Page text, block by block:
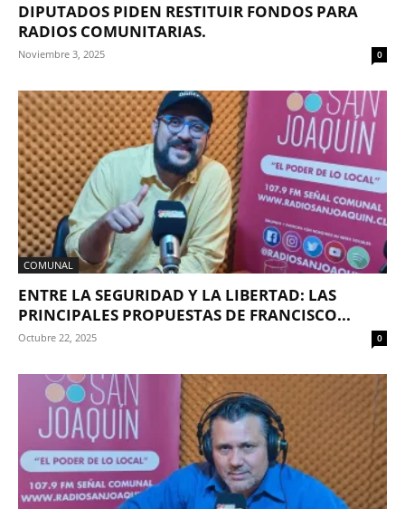
DIPUTADOS PIDEN RESTITUIR FONDOS PARA
RADIOS COMUNITARIAS.
Noviembre 3, 2025 0
COMUNAL
ENTRE LA SEGURIDAD Y LA LIBERTAD: LAS
PRINCIPALES PROPUESTAS DE FRANCISCO...
Octubre 22, 2025 0